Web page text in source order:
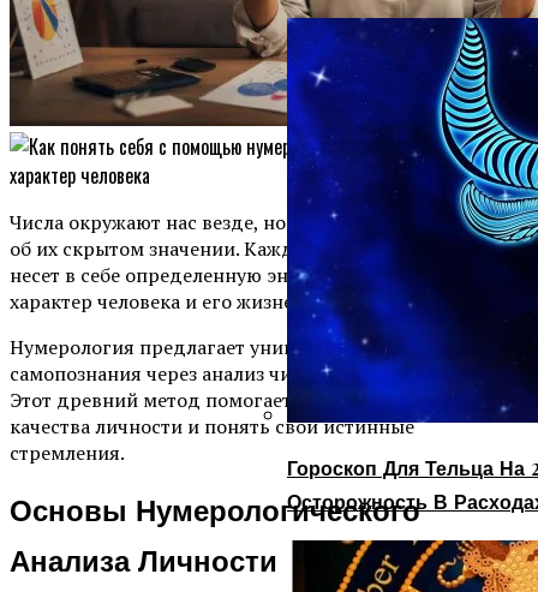
Гороскоп Для Тельца На
Осторожность В
Числа окружают нас везде, но мало кто задумывается
об их скрытом значении. Каждая дата, каждое имя
несет в себе определенную энергию, которая влияет на
характер человека и его жизненный путь.
Нумерология предлагает уникальный способ
самопознания через анализ чисел рождения и имени.
Этот древний метод помогает раскрыть внутренние
качества личности и понять свои истинные
стремления.
Основы Нумерологического
Анализа Личности